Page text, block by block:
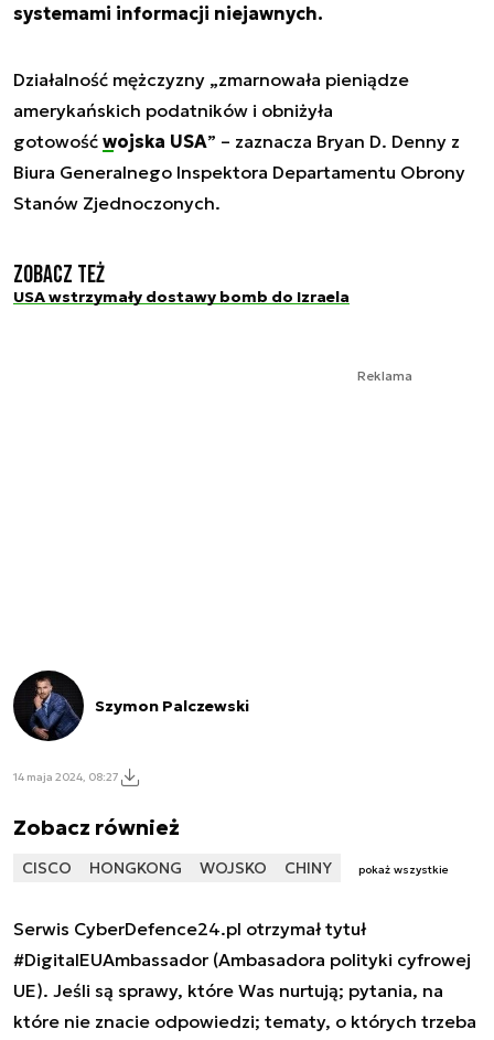
systemami informacji niejawnych.
Działalność mężczyzny „zmarnowała pieniądze
amerykańskich podatników i obniżyła
gotowość wojska USA” – zaznacza Bryan D. Denny z
Biura Generalnego Inspektora Departamentu Obrony
Stanów Zjednoczonych.
Zobacz też
USA wstrzymały dostawy bomb do Izraela
Reklama
Szymon Palczewski
14 maja 2024, 08:27
Zobacz również
CISCO HONGKONG WOJSKO CHINY pokaż wszystkie
Serwis CyberDefence24.pl otrzymał tytuł
#DigitalEUAmbassador (Ambasadora polityki cyfrowej
UE). Jeśli są sprawy, które Was nurtują; pytania, na
które nie znacie odpowiedzi; tematy, o których trzeba